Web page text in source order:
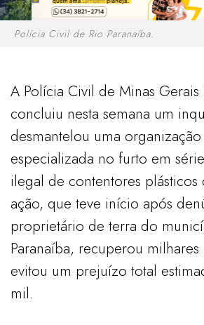
Polícia Civil de Rio Paranaíba.
A Polícia Civil de Minas Gerais
concluiu nesta semana um
desmantelou uma
especializada no furto em
ilegal de contentores
ação, que teve início após
proprietário de terra do
Paranaíba, recuperou
evitou um prejuízo total
mil.